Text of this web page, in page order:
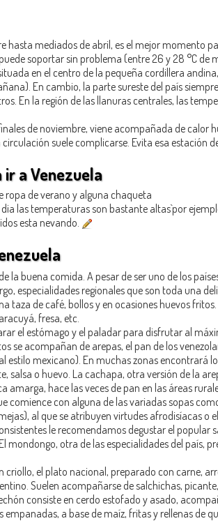
hasta mediados de abril, es el mejor momento
soportar sin problema (entre 26 y 28 °C
en el centro de la pequeña cordillera
En cambio, la parte sureste del país
En la región de las llanuras centrales, las
de noviembre, viene acompañada de calor
suele complicarse. Evita esa estación
a Venezuela
ropa de verano y alguna chaqueta
las temperaturas son bastante altas`por
esta nevando.
la buena comida. A pesar de ser uno de los
especialidades regionales que son toda una
taza de café, bollos y en ocasiones huevos
fresa, etc.
el estómago y el paladar para disfrutar al
se acompañan de arepas, el pan de los
mexicano). En muchas zonas encontrará
salsa o huevo. La cachapa, otra versión de la
hace las veces de pan en las áreas
comience con alguna de las variadas sopas
al que se atribuyen virtudes afrodisíacas o
le recomendamos degustar el popular
mondongo, otra de las especialidades del país,
criollo, el plato nacional, preparado con carne,
Suelen acompañarse de salchichas,
consiste en cerdo estofado y asado,
empanadas, a base de maíz, fritas y rellenas de